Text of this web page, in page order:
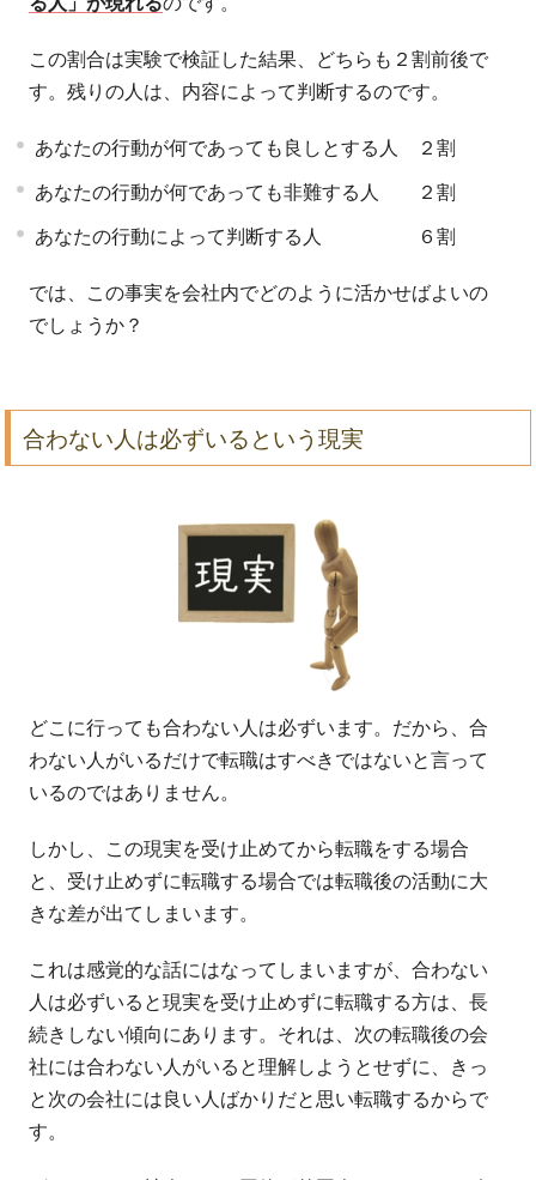
この割合は実験で検証した結果、どちらも２割前後で
す。残りの人は、内容によって判断するのです。
あなたの行動が何であっても良しとする人 ２割
あなたの行動が何であっても非難する人 ２割
あなたの行動によって判断する人 ６割
では、この事実を会社内でどのように活かせばよいの
でしょうか？
合わない人は必ずいるという現実
どこに行っても合わない人は必ずいます。だから、合
わない人がいるだけで転職はすべきではないと言って
いるのではありません。
しかし、この現実を受け止めてから転職をする場合
と、受け止めずに転職する場合では転職後の活動に大
きな差が出てしまいます。
これは感覚的な話にはなってしまいますが、合わない
人は必ずいると現実を受け止めずに転職する方は、長
続きしない傾向にあります。それは、次の転職後の会
社には合わない人がいると理解しようとせずに、きっ
と次の会社には良い人ばかりだと思い転職するからで
す。